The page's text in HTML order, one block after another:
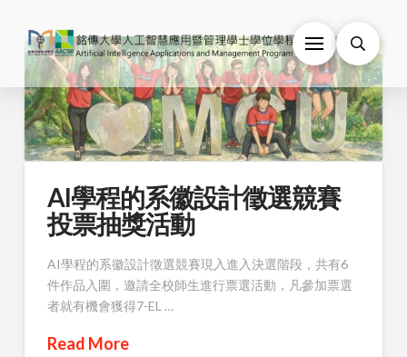
AI學程的系徽設計徵選競賽
投票抽獎活動
AI學程的系徽設計徵選競賽現入進入決選階段，共有6
件作品入圍，邀請全校師生進行票選活動，凡參加票選
者就有機會獲得7-EL …
Read More